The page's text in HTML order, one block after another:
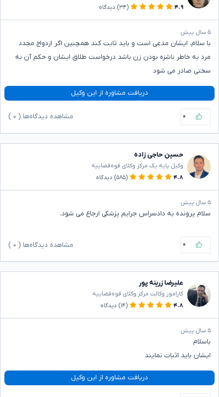
۴.۹
(۳۴) دیدگاه
۵ سال پیش
با سلام، ایشان مدعی است و باید ثابت کند همچنین اگر ازدواج مجدد
مرد به خاطر ناشزه بودن زن باشد درخواست طلاق ایشان و حکم آن به
سختی صادر می شود
دریافت مشاوره از این وکیل
۰ مشاهده دیدگاه‌ها ( ۰
حسین حاجی زاده
وکیل پایه یک مرکز وکلای قوه‌قضاییه
۴.۸
(۵۸۵) دیدگاه
۵ سال پیش
سلام پرونده به دادسراس جرایم پزشکی ارجاع می شود.
۰ مشاهده دیدگاه‌ها ( ۰
علیرضا زرینه پور
کاراموز وکالت مرکز وکلای قوه‌قضاییه
۴.۸
(۱۴) دیدگاه
۵ سال پیش
باسلام
ایشان باید اثبات نمایند
دریافت مشاوره از این وکیل